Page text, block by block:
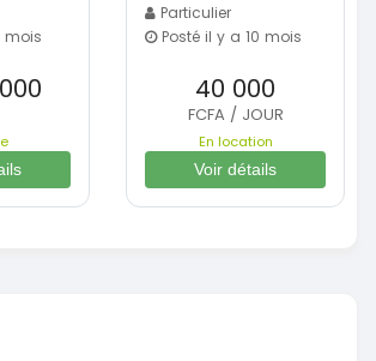
mois
Particulier
Posté il y a 10 mois
40 000
FCFA / JOUR
En location
Voir détails